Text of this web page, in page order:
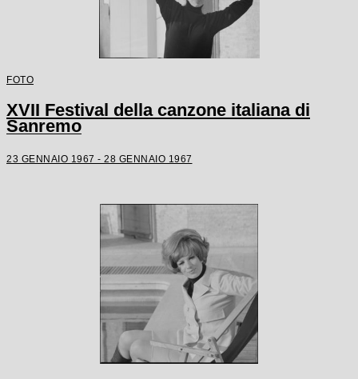
FOTO
XVII Festival della canzone italiana di
Sanremo
23 GENNAIO 1967 - 28 GENNAIO 1967